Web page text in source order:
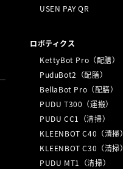
USEN PAY QR
ロボティクス
KettyBot Pro（配膳）
PuduBot2（配膳）
BellaBot Pro（配膳）
PUDU T300（運搬）
PUDU CC1（清掃）
KLEENBOT C40（清掃）
KLEENBOT C30（清掃）
PUDU MT1（清掃）